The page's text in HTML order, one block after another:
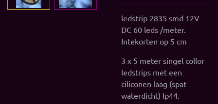
ledstrip 2835 smd 12V
DC 60 leds /meter.
Intekorten op 5 cm
3 x 5 meter singel collor
ledstrips met een
ciliconen laag (spat
waterdicht) Ip44.